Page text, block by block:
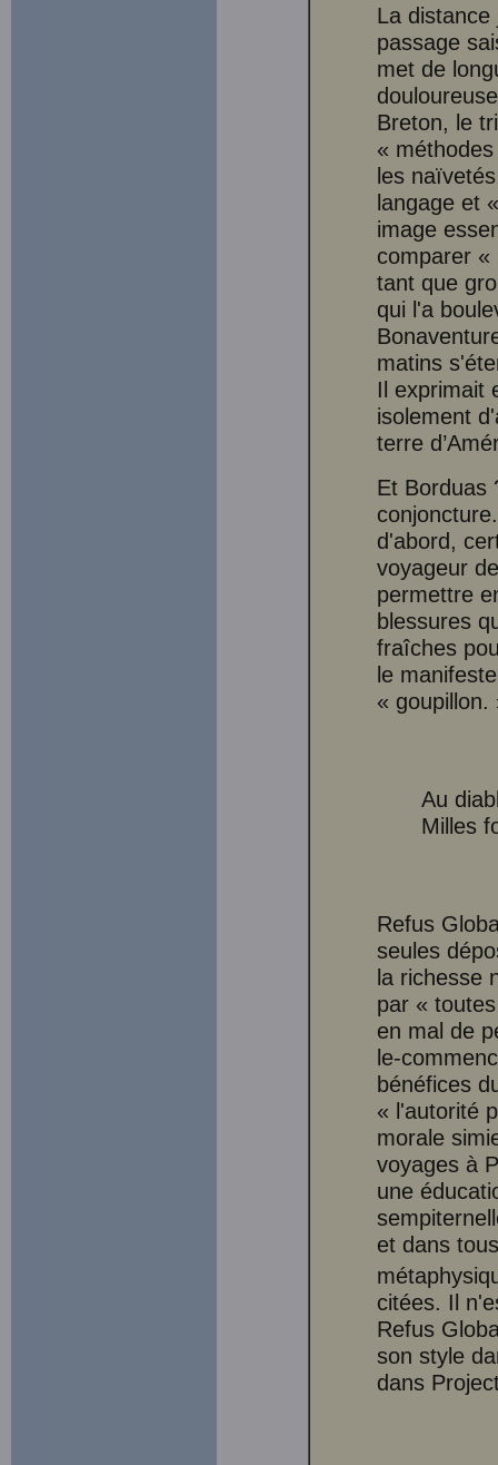
La
passage
met de
Breton, le
«
les
langage et
image
comparer «
tant que
qui l'a
matins
Il exprimait
isolement
terre
Et Borduas
d'abord,
voyageur
permettre
blessures
fraîches
le
« goupillon.
Au
Milles
Refus
seules
la richesse
par «
en mal de
le-
bénéfices
« l'autorité
morale
voyages à
une
et dans
citées. Il
Refus
son style
dans